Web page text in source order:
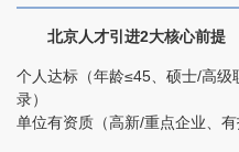
北京人才引进2大核心前提
个人达标（年龄≤45、硕士/高
录）
单位有资质（高新/重点企业、有